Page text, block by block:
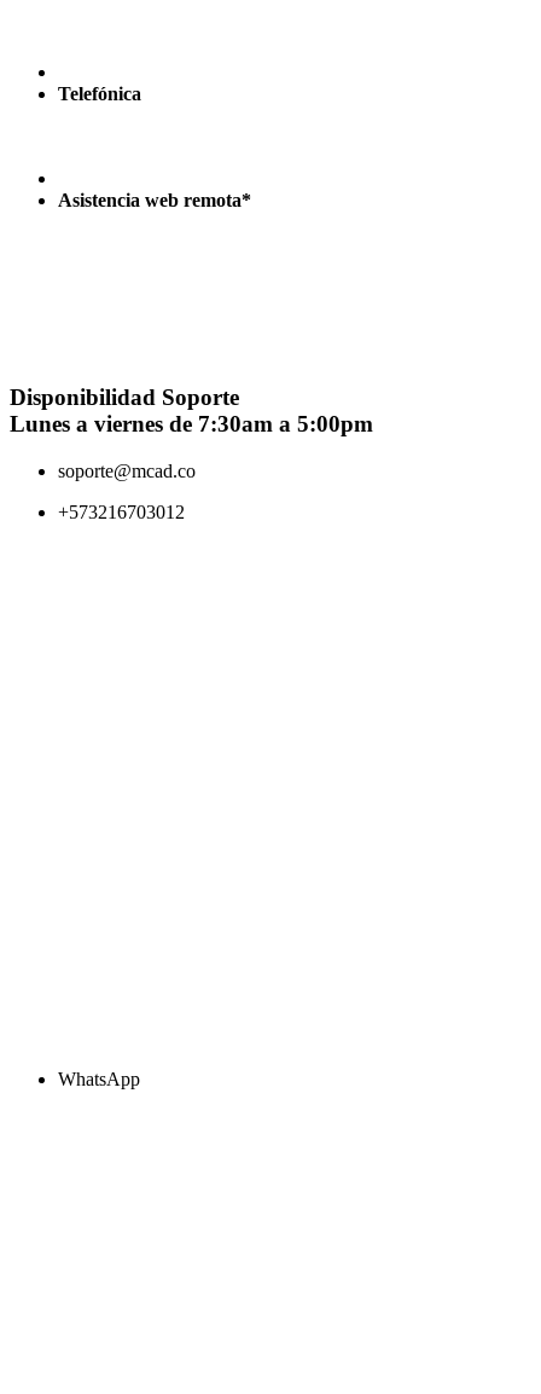
Telefónica
Asistencia web remota*
Disponibilidad Soporte
Lunes a viernes de 7:30am a 5:00pm
soporte@mcad.co
+573216703012
WhatsApp